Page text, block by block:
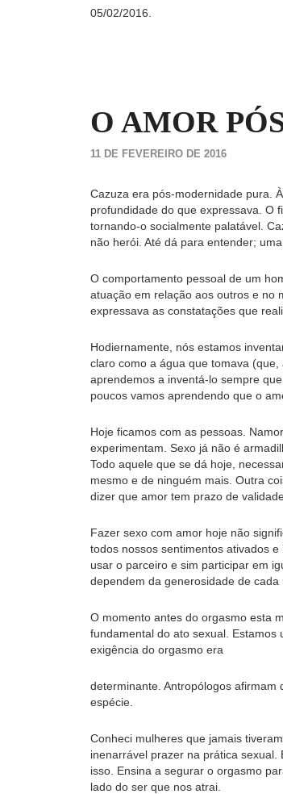
05/02/2016.
O AMOR
11 DE FEVEREIRO DE 2016
Cazuza era pós-modernidade pura.
profundidade do que expressava. O
tornando-o socialmente palatável.
não herói. Até dá para entender;
O comportamento pessoal de um
atuação em relação aos outros e no
expressava as constatações que
Hodiernamente, nós estamos
claro como a água que tomava
aprendemos a inventá-lo sempre
poucos vamos aprendendo que o
Hoje ficamos com as pessoas.
experimentam. Sexo já não é
Todo aquele que se dá hoje,
mesmo e de ninguém mais. Outra
dizer que amor tem prazo de
Fazer sexo com amor hoje não
todos nossos sentimentos ativados
usar o parceiro e sim participar em
dependem da generosidade de cada
O momento antes do orgasmo esta
fundamental do ato sexual. Estamos
exigência do orgasmo era
determinante. Antropólogos
espécie.
Conheci mulheres que jamais
inenarrável prazer na prática
isso. Ensina a segurar o orgasmo
lado do ser que nos atrai.